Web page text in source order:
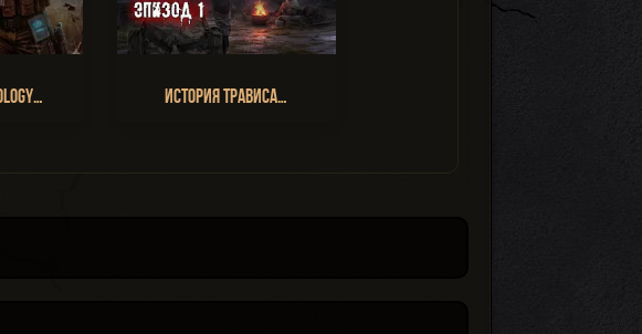
История Трависа…